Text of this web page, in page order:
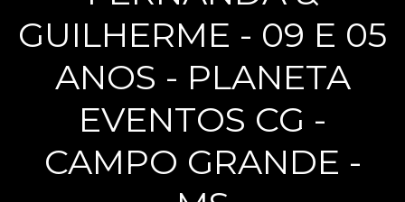
GUILHERME - 09 E 05
ANOS - PLANETA
EVENTOS CG -
CAMPO GRANDE -
SÁRIO -
FERNA